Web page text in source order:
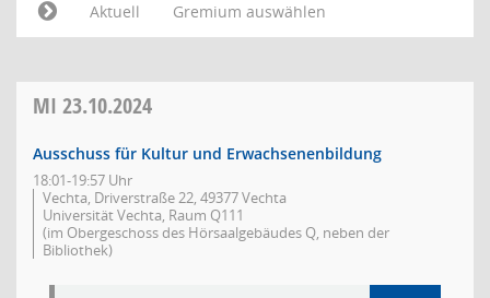
Aktuell
Gremium auswählen
MI 23.10.2024
Ausschuss für Kultur und Erwachsenenbildung
18:01-19:57 Uhr
Vechta, Driverstraße 22, 49377 Vechta
Universität Vechta, Raum Q111
(im Obergeschoss des Hörsaalgebäudes Q, neben der
Bibliothek)